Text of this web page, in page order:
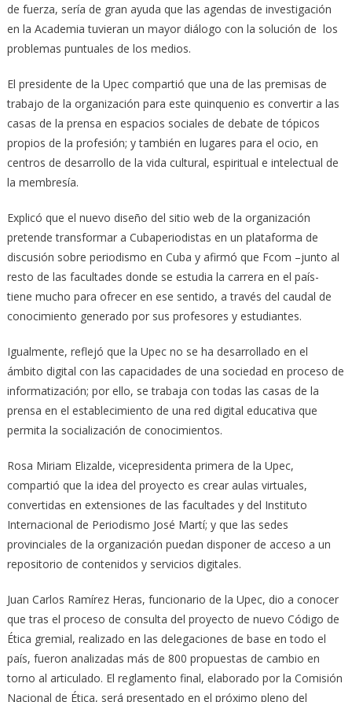
de fuerza, sería de gran ayuda que las agendas de investigación
en la Academia tuvieran un mayor diálogo con la solución de los
problemas puntuales de los medios.
El presidente de la Upec compartió que una de las premisas de
trabajo de la organización para este quinquenio es convertir a las
casas de la prensa en espacios sociales de debate de tópicos
propios de la profesión; y también en lugares para el ocio, en
centros de desarrollo de la vida cultural, espiritual e intelectual de
la membresía.
Explicó que el nuevo diseño del sitio web de la organización
pretende transformar a Cubaperiodistas en un plataforma de
discusión sobre periodismo en Cuba y afirmó que Fcom –junto al
resto de las facultades donde se estudia la carrera en el país-
tiene mucho para ofrecer en ese sentido, a través del caudal de
conocimiento generado por sus profesores y estudiantes.
Igualmente, reflejó que la Upec no se ha desarrollado en el
ámbito digital con las capacidades de una sociedad en proceso de
informatización; por ello, se trabaja con todas las casas de la
prensa en el establecimiento de una red digital educativa que
permita la socialización de conocimientos.
Rosa Miriam Elizalde, vicepresidenta primera de la Upec,
compartió que la idea del proyecto es crear aulas virtuales,
convertidas en extensiones de las facultades y del Instituto
Internacional de Periodismo José Martí; y que las sedes
provinciales de la organización puedan disponer de acceso a un
repositorio de contenidos y servicios digitales.
Juan Carlos Ramírez Heras, funcionario de la Upec, dio a conocer
que tras el proceso de consulta del proyecto de nuevo Código de
Ética gremial, realizado en las delegaciones de base en todo el
país, fueron analizadas más de 800 propuestas de cambio en
torno al articulado. El reglamento final, elaborado por la Comisión
Nacional de Ética, será presentado en el próximo pleno del